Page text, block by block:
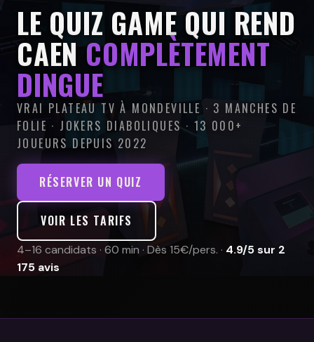
LE QUIZ GAME QUI REND
CAEN COMPLÈTEMENT
DINGUE
VRAI PLATEAU TV À MONDEVILLE · 3 MANCHES DE
FOLIE · JOKERS DIABOLIQUES · 13 000+
JOUEURS DEPUIS 2022
RÉSERVER UN QUIZ
VOIR LES TARIFS
4–16 candidats · 60 min · Dès 15€/pers. · 4.9/5 sur 2
175 avis